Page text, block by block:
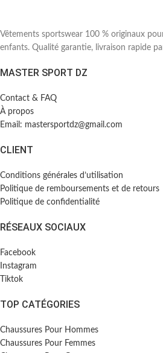
Vêtements sportswear 100 % originaux
enfants. Qualité garantie, livraison rapide
MASTER SPORT DZ
Contact & FAQ
À propos
Email: mastersportdz@gmail.com
CLIENT
Conditions générales d’utilisation
Politique de remboursements et de retours
Politique de confidentialité
RÉSEAUX SOCIAUX
Facebook
Instagram
Tiktok
TOP CATÉGORIES
Chaussures Pour Hommes
Chaussures Pour Femmes